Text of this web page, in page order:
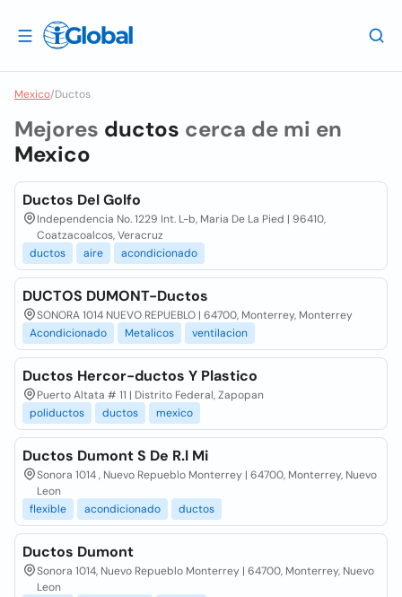
Mexico/Ductos
Mejores ductos cerca de mi en
Mexico
Ductos Del Golfo
Independencia No. 1229 Int. L-b, Maria De La Pied | 96410,
Coatzacoalcos, Veracruz
ductos
aire acondicionado
DUCTOS DUMONT-Ductos
SONORA 1014 NUEVO REPUEBLO | 64700, Monterrey, Monterrey
Acondicionado
Metalicos ventilacion
Ductos Hercor-ductos Y Plastico
Puerto Altata # 11 | Distrito Federal, Zapopan
poliductos
ductos mexico
Ductos Dumont S De R.l Mi
Sonora 1014 , Nuevo Repueblo Monterrey | 64700, Monterrey, Nuevo
Leon
flexible
acondicionado ductos
Ductos Dumont
Sonora 1014, Nuevo Repueblo Monterrey | 64700, Monterrey, Nuevo
Leon